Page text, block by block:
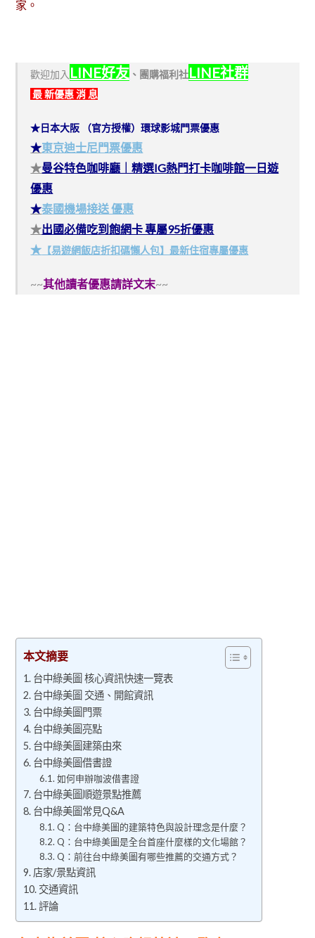
家。
歡迎加入 LINE好友 、 團購福利社LINE社群
最 新優惠 消 息
★日本大阪 （官方授權）環球影城門票優惠
★東京迪士尼門票優惠
★曼谷特色咖啡廳｜精選IG熱門打卡咖啡館一日遊
優惠
★泰國機場接送 優惠
★出國必備吃到飽網卡 專屬95折優惠
★ 【易遊網飯店折扣碼懶人包】最新住宿專屬優惠
~~其他讀者優惠請詳文末~~
本文摘要
台中綠美圖 核心資訊快速一覽表
台中綠美圖 交通、開館資訊
台中綠美圖門票
台中綠美圖亮點
台中綠美圖建築由來
台中綠美圖借書證
如何申辦咖波借書證
台中綠美圖順遊景點推薦
台中綠美圖常見Q&A
Q：台中綠美圖的建築特色與設計理念是什麼？
Q：台中綠美圖是全台首座什麼樣的文化場館？
Q：前往台中綠美圖有哪些推薦的交通方式？
店家/景點資訊
交通資訊
評論